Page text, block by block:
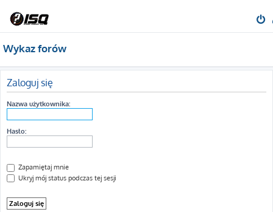
Wykaz forów
Zaloguj się
Nazwa użytkownika:
Hasło:
Zapamiętaj mnie
Ukryj mój status podczas tej sesji